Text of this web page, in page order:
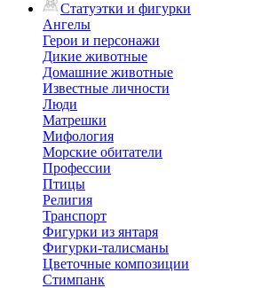
Статуэтки и фигурки
Ангелы
Герои и персонажи
Дикие животные
Домашние животные
Известные личности
Люди
Матрешки
Мифология
Морские обитатели
Профессии
Птицы
Религия
Транспорт
Фигурки из янтаря
Фигурки-талисманы
Цветочные композиции
Стимпанк